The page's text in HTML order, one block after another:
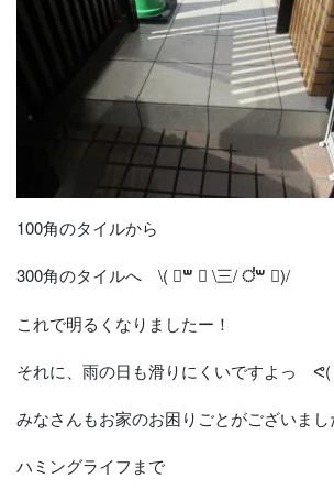
100角のタイルから
300角のタイルへ \( ॑꒳ ॑ \三/॑꒳ ॑)/
これで明るくなりましたー！
それに、雨の日も滑りにくいですよっ ᕙ(
みなさんもお家のお困りごとがございまし
ハミングライフまで